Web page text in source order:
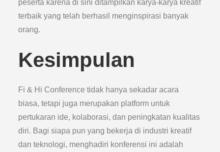
peserta karena di sini ditampilkan karya-karya kreatif
terbaik yang telah berhasil menginspirasi banyak
orang.
Kesimpulan
Fi & Hi Conference tidak hanya sekadar acara
biasa, tetapi juga merupakan platform untuk
pertukaran ide, kolaborasi, dan peningkatan kualitas
diri. Bagi siapa pun yang bekerja di industri kreatif
dan teknologi, menghadiri konferensi ini adalah